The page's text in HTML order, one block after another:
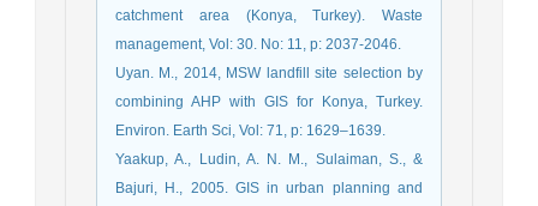
catchment area (Konya, Turkey). Waste
management, Vol: 30. No: 11, p: 2037-2046.
Uyan. M., 2014, MSW landfill site selection by
combining AHP with GIS for Konya, Turkey.
Environ. Earth Sci, Vol: 71, p: 1629–1639.
Yaakup, A., Ludin, A. N. M., Sulaiman, S., &
Bajuri, H., 2005. GIS in urban planning and